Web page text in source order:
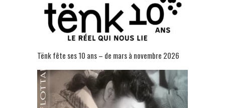
Tënk fête ses 10 ans – de mars à novembre 2026